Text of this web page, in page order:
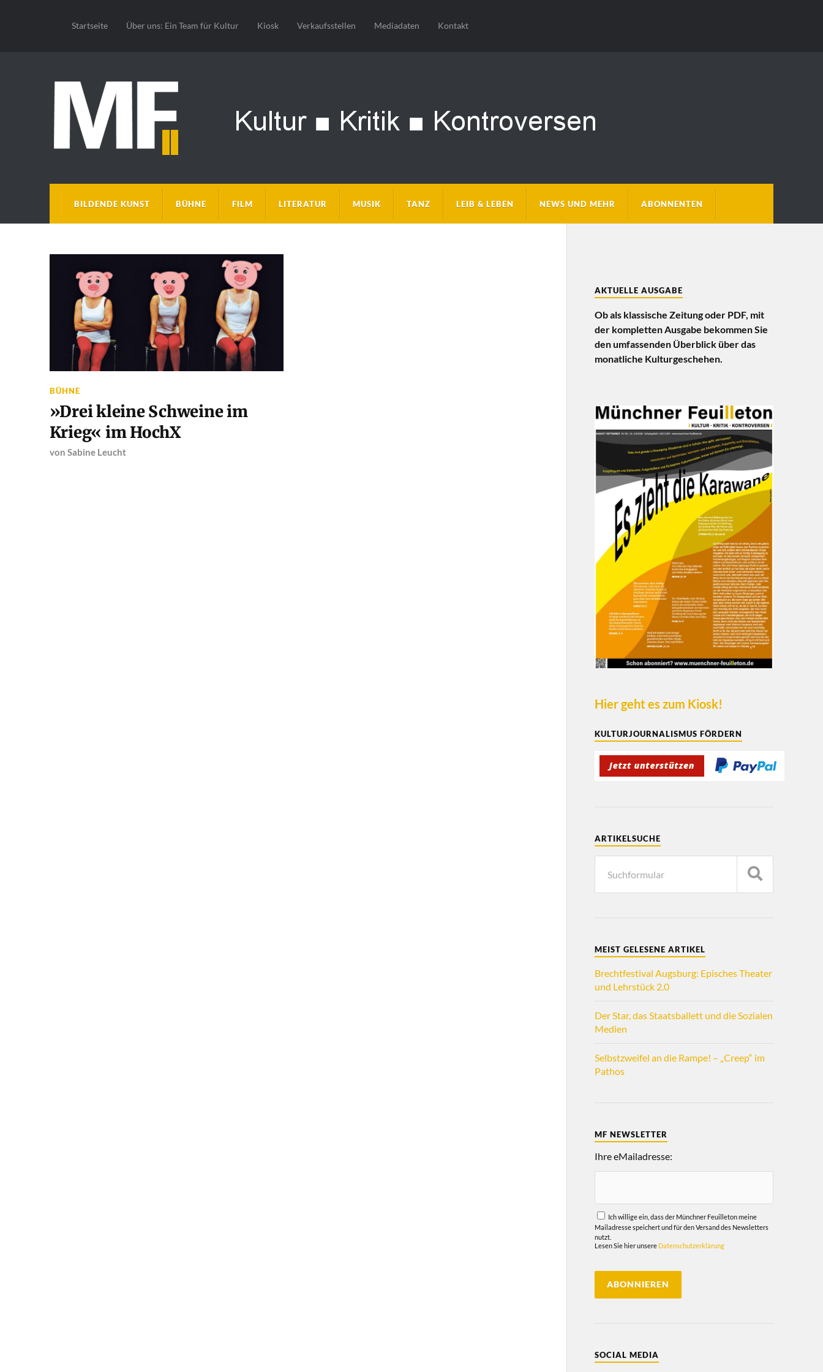
Startseite Über uns: Ein Team für Kultur Kiosk Verkaufsstellen Mediadaten Kontakt
BILDENDE KUNST BÜHNE FILM LITERATUR MUSIK TANZ LEIB & LEBEN NEWS UND MEHR ABONNENTEN
BÜHNE
»Drei kleine Schweine im
Krieg« im HochX
von Sabine Leucht
AKTUELLE AUSGABE
Ob als klassische Zeitung oder PDF, mit
der kompletten Ausgabe bekommen Sie
den umfassenden Überblick über das
monatliche Kulturgeschehen.
Hier geht es zum Kiosk!
KULTURJOURNALISMUS FÖRDERN
ARTIKELSUCHE
MEIST GELESENE ARTIKEL
Brechtfestival Augsburg: Episches Theater
und Lehrstück 2.0
Der Star, das Staatsballett und die Sozialen
Medien
Selbstzweifel an die Rampe! – „Creep“ im
Pathos
MF NEWSLETTER
Ihre eMailadresse:
Ich willige ein, dass der Münchner Feuilleton meine
Mailadresse speichert und für den Versand des Newsletters
nutzt.
Lesen Sie hier unsere Datenschutzerklärung
SOCIAL MEDIA